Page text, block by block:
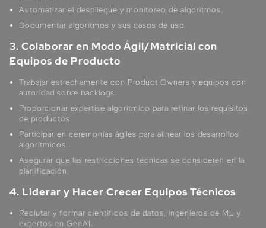
Automatizar el despliegue y monitoreo de algoritmos.
Documentar algoritmos y sus casos de uso.
3. Colaborar en Modo Ágil/Matricial con
Equipos de Producto
Trabajar estrechamente con Product Owners y equipos con
autoridad sobre backlogs.
Proporcionar expertise algorítmico para refinar los requisitos
de productos.
Participar en ceremonias ágiles para alinear los desarrollos
algorítmicos.
Asegurar que las restricciones técnicas se consideren en la
planificación.
4. Liderar y Hacer Crecer Equipos Técnicos
Reclutar y formar científicos de datos, ingenieros de ML y
expertos en GenAI.